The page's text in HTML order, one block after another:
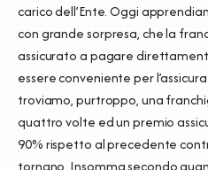
carico dell’Ente. Oggi
con grande sorpresa, che la
assicurato a pagare
essere conveniente per
troviamo, purtroppo, una
quattro volte ed un premio
90% rispetto al precedente
tornano. Insomma secondo